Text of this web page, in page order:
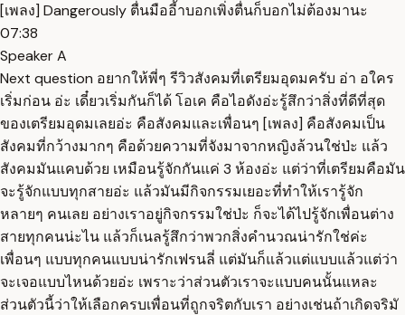
[เพลง] Dangerously ตื่นมืออี้าบอกเพิ่งตื่นก็บอกไม่ต้องมานะ
07:38
Speaker A
Next question อยากให้พี่ๆ รีวิวสังคมที่เตรียมอุดมครับ อ่า อใคร
เริ่มก่อน อ่ะ เดี๋ยวเริ่มกันก็ได้ โอเค คือไอดังอ่ะรู้สึกว่าสิ่งที่ดีที่สุด
ของเตรียมอุดมเลยอ่ะ คือสังคมและเพื่อนๆ [เพลง] คือสังคมเป็น
สังคมที่กว้างมากๆ คือด้วยความที่จังมาจากหญิงล้วนใช่ป่ะ แล้ว
สังคมมันแคบด้วย เหมือนรู้จักกันแค่ 3 ห้องอ่ะ แต่ว่าที่เตรียมคือมัน
จะรู้จักแบบทุกสายอ่ะ แล้วมันมีกิจกรรมเยอะที่ทำให้เรารู้จัก
หลายๆ คนเลย อย่างเราอยู่กิจกรรมใช่ป่ะ ก็จะได้ไปรู้จักเพื่อนต่าง
สายทุกคนน่ะไน แล้วก็เนลรู้สึกว่าพวกสิ่งคำนวณน่ารักใช่ค่ะ
เพื่อนๆ แบบทุกคนแบบน่ารักเฟรนลี่ แต่มันก็แล้วแต่แบบแล้วแต่ว่า
จะเจอแบบไหนด้วยอ่ะ เพราะว่าส่วนตัวเราจะแบบคนนั้นแหละ
ส่วนตัวนี้ว่าให้เลือกครบเพื่อนที่ถูกจริตกับเรา อย่างเช่นถ้าเกิดจริมั